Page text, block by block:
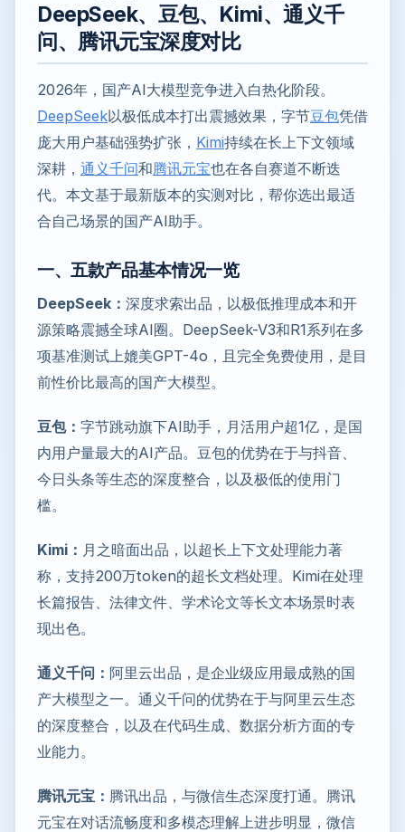
DeepSeek、豆包、Kimi、通义千
问、腾讯元宝深度对比
2026年，国产AI大模型竞争进入白热化阶段。
DeepSeek以极低成本打出震撼效果，字节豆包凭借
庞大用户基础强势扩张， Kimi持续在长上下文领域
深耕， 通义千问和腾讯元宝也在各自赛道不断迭
代。本文基于最新版本的实测对比，帮你选出最适
合自己场景的国产AI助手。
一、五款产品基本情况一览
DeepSeek： 深度求索出品，以极低推理成本和开
源策略震撼全球AI圈。DeepSeek-V3和R1系列在多
项基准测试上媲美GPT-4o，且完全免费使用，是目
前性价比最高的国产大模型。
豆包： 字节跳动旗下AI助手，月活用户超1亿，是国
内用户量最大的AI产品。豆包的优势在于与抖音、
今日头条等生态的深度整合，以及极低的使用门
槛。
Kimi： 月之暗面出品，以超长上下文处理能力著
称，支持200万token的超长文档处理。Kimi在处理
长篇报告、法律文件、学术论文等长文本场景时表
现出色。
通义千问： 阿里云出品，是企业级应用最成熟的国
产大模型之一。通义千问的优势在于与阿里云生态
的深度整合，以及在代码生成、数据分析方面的专
业能力。
腾讯元宝： 腾讯出品，与微信生态深度打通。腾讯
元宝在对话流畅度和多模态理解上进步明显，微信